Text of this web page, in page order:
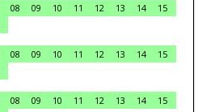
08 09 10 11 12 13 14
15
08 09 10 11 12 13 14
15
08 09 10 11 12 13 14
15